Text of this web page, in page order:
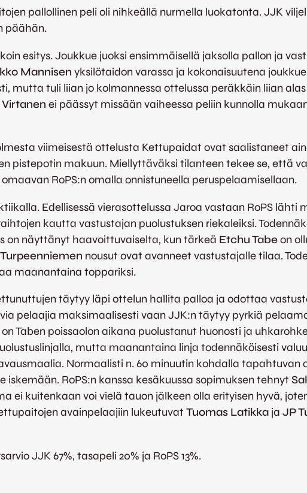
pallollinen peli oli nihkeällä nurmella luokatonta. JJK
päähän.
esitys. Joukkue juoksi ensimmäisellä jaksolla pallon ja
Mannisen yksilötaidon varassa ja kokonaisuutena
mutta tuli liian jo kolmannessa ottelussa peräkkäin liian
ei päässyt missään vaiheessa peliin kunnolla
viimeisestä ottelusta Kettupaidat ovat saalistaneet
pistepotin makuun. Miellyttäväksi tilanteen tekee se, että
RoPS:n omalla onnistuneella peruspelaamisellaan.
Edellisessä vierasottelussa Jaroa vastaan RoPS lähti
kautta vastustajan puolustuksen riekaleiksi.
on näyttänyt haavoittuvaiselta, kun tärkeä Etchu Tabe on
nousut ovat avanneet vastustajalle tilaa.
maanantaina toppariksi.
täytyy läpi ottelun hallita palloa ja odottaa
pelaajia maksimaalisesti vaan JJK:n täytyy pyrkiä
Taben poissaolon aikana puolustanut huonosti ja
mutta maanantaina linja todennäköisesti
Normaalisti n. 60 minuutin kohdalla tapahtuvan
RoPS:n kanssa kesäkuussa sopimuksen tehnyt
ei kuitenkaan voi vielä tauon jälkeen olla erityisen hyvä,
avainpelaajiin lukeutuvat Tuomas Latikka ja JP
JJK 67%, tasapeli 20% ja RoPS 13%.